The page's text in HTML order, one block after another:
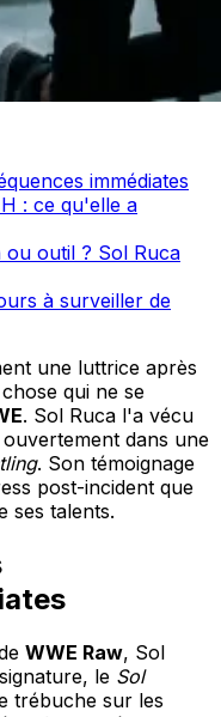
immédiates
: ce qu'elle a
ou outil ? Sol Ruca
à surveiller de
une luttrice après
qui ne se
. Sol Ruca l'a vécu
dans une
. Son témoignage
post-incident que
ses talents.
WWE Raw, Sol
le Sol
trébuche sur les